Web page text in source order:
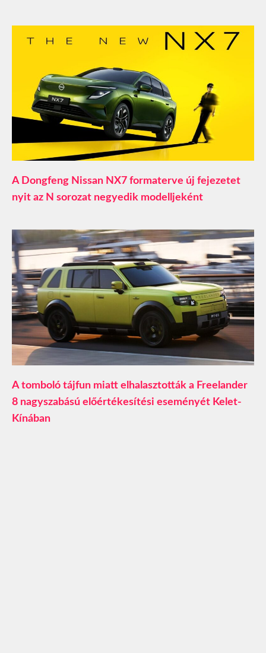
A Dongfeng Nissan NX7 formaterve új fejezetet
nyit az N sorozat negyedik modelljeként
A tomboló tájfun miatt elhalasztották a Freelander
8 nagyszabású előértékesítési eseményét Kelet-
Kínában